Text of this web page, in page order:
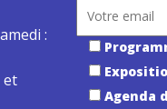
:
et
Agenda